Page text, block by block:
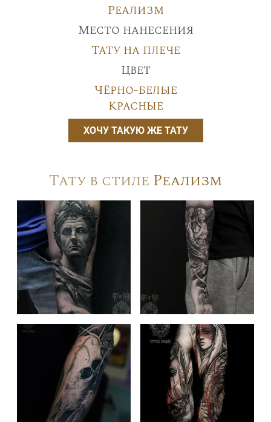
Реализм
Место нанесения
Тату на плече
Цвет
Чёрно-белые
Красные
ХОЧУ ТАКУЮ ЖЕ ТАТУ
Тату в стиле Реализм